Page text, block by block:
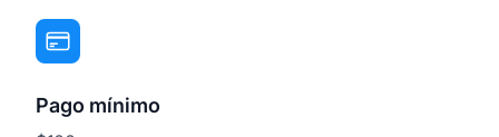
Pago mínimo